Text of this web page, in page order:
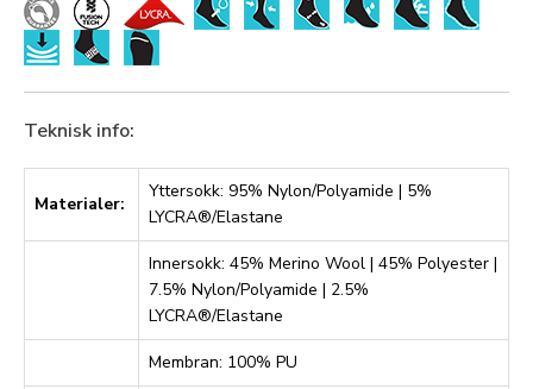
Teknisk info:
Materialer:
Yttersokk: 95% Nylon/Polyamide | 5%
LYCRA®/Elastane
Innersokk: 45% Merino Wool | 45% Polyester |
7.5% Nylon/Polyamide | 2.5%
LYCRA®/Elastane
Membran: 100% PU